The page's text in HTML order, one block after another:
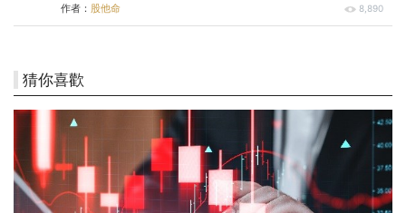
作者： 股他命 8,890
猜你喜歡